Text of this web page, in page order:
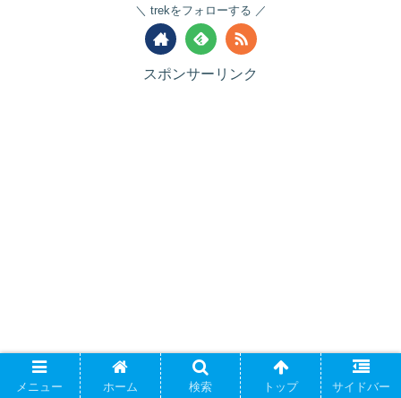
trekをフォローする
スポンサーリンク
メニュー ホーム 検索 トップ サイドバー